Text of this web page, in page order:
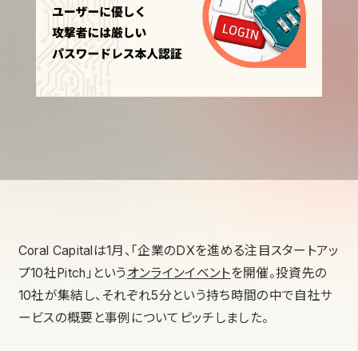
Coral Capitalは1月、「企業のDXを進める注目スタートアッ
プ10社Pitch」というオンラインイベントを開催。投資先の
10社が集結し、それぞれ5分という持ち時間の中で自社サ
ービスの概要と事例についてピッチしました。